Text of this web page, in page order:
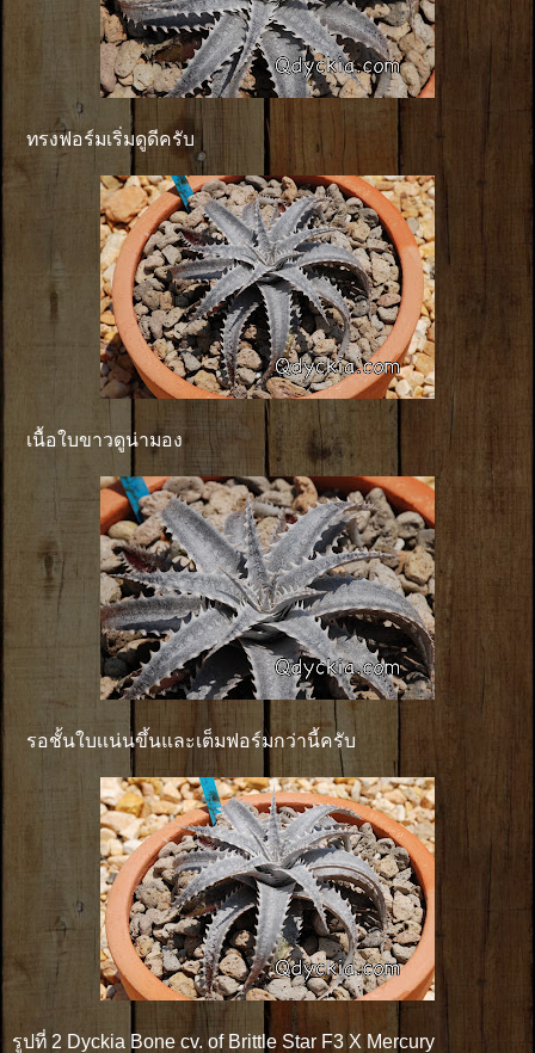
ทรงฟอร์มเริ่มดูดีครับ
เนื้อใบขาวดูน่ามอง
รอชั้นใบเเน่นขึ้นและเต็มฟอร์มกว่านี้ครับ
รูปที่ 2 Dyckia Bone cv. of Brittle Star F3 X Mercury